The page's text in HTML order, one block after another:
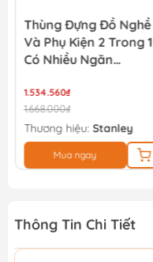
Thùng Đựng Đồ Nghề
Và Phụ Kiện 2 Trong 1
Có Nhiều Ngăn
1.534.560₫
1.668.000₫
Thương hiệu: Stanley
Mua ngay
Thông Tin Chi Tiết